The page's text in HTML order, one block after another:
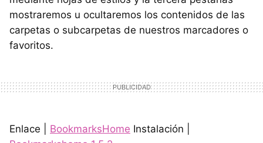
mostraremos u ocultaremos los contenidos de las
carpetas o subcarpetas de nuestros marcadores o
favoritos.
Enlace | BookmarksHome Instalación |